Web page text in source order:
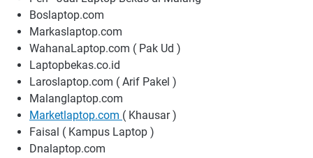
Boslaptop.com
Markaslaptop.com
WahanaLaptop.com ( Pak Ud )
Laptopbekas.co.id
Laroslaptop.com ( Arif Pakel )
Malanglaptop.com
Marketlaptop.com ( Khausar )
Faisal ( Kampus Laptop )
Dnalaptop.com